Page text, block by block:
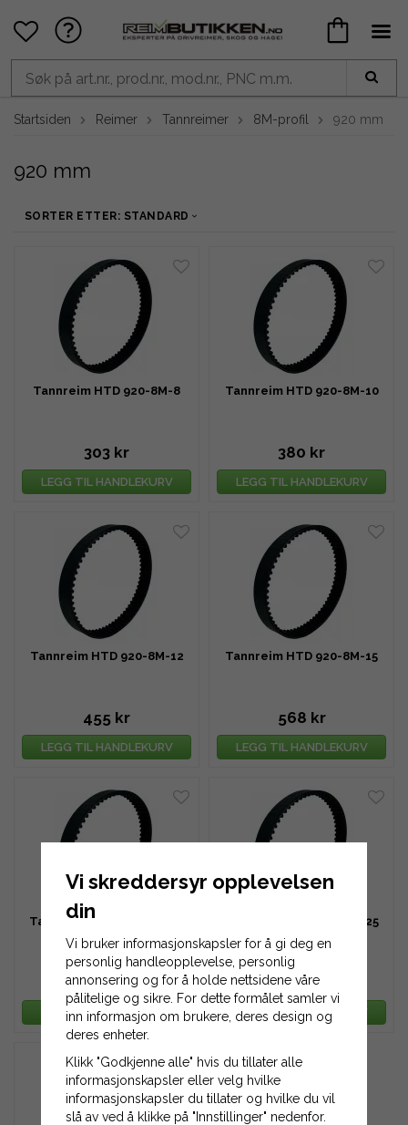
Startsiden Reimer Tannreimer 8M-profil 920 mm
920 mm
SORTER ETTER: STANDARD
Tannreim HTD 920-8M-8
303 kr
LEGG TIL HANDLEKURV
Tannreim HTD 920-8M-10
380 kr
LEGG TIL HANDLEKURV
Tannreim HTD 920-8M-12
455 kr
LEGG TIL HANDLEKURV
Tannreim HTD 920-8M-15
568 kr
LEGG TIL HANDLEKURV
Tannreim HTD 920-8M-20
758 kr
LEGG TIL HANDLEKURV
Tannreim HTD 920-8M-25
948 kr
LEGG TIL HANDLEKURV
Vi skreddersyr opplevelsen
din
Vi bruker informasjonskapsler for å gi deg en
personlig handleopplevelse, personlig
annonsering og for å holde nettsidene våre
pålitelige og sikre. For dette formålet samler vi
inn informasjon om brukere, deres design og
deres enheter.
Klikk "Godkjenne alle" hvis du tillater alle
informasjonskapsler eller velg hvilke
informasjonskapsler du tillater og hvilke du vil
slå av ved å klikke på "Innstillinger" nedenfor.